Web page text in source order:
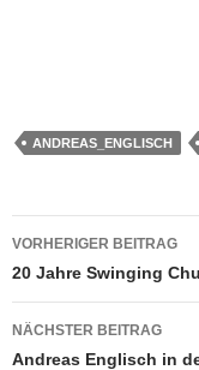
ANDREAS_ENGLISCH
Beitrags-
Navigation
VORHERIGER BEITRAG
20 Jahre Swinging
NÄCHSTER BEITRAG
Andreas Englisch in